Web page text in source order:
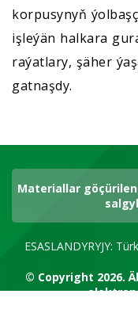
korpusynyň
işleýän halkara
raýatlary, şäher
gatnaşdy.
Materiallar
ESASLANDYRYJY:
© Copyright 2026.